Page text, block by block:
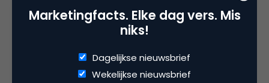
merkwaarde?
Net als in de kunstwereld zijn het in de wereld van
merken niet simpelweg de creatieves die waarde
creëren: het is een coproductie van verschillende
Marketingfacts. Elke dag vers. Mis
niks!
Dagelijkse nieuwsbrief
Wekelijkse nieuwsbrief